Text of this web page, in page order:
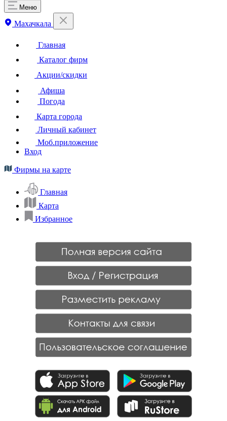
Меню
Махачкала
Главная
Каталог фирм
Акции/скидки
Афиша
Погода
Карта города
Личный кабинет
Моб.приложение
Вход
Фирмы на карте
Главная
Карта
Избранное